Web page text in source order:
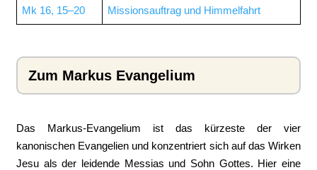
Mk 16, 15–20 Missionsauftrag und Himmelfahrt
Zum Markus Evangelium
Das Markus-Evangelium ist das kürzeste der vier
kanonischen Evangelien und konzentriert sich auf das Wirken
Jesu als der leidende Messias und Sohn Gottes. Hier eine